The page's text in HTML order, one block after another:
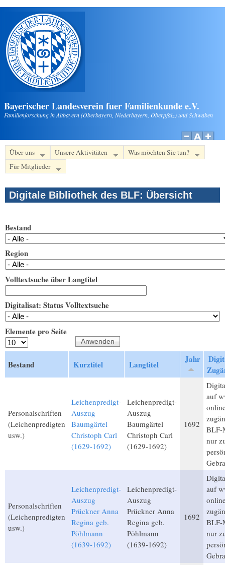
Direkt zum Inhalt
Bayerischer Landesverein fuer Familienkunde e.V.
Familienforschung in Altbayern (Oberbayern, Niederbayern, Oberpfalz) und Schwaben
Über uns Unsere Aktivitäten
Was möchten Sie tun?
Für Mitglieder
Digitale Bibliothek des BLF: Übersicht
Bestand
Region
Volltextsuche über Langtitel
Digitalisat: Status Volltextsuche
Elemente pro Seite
Bestand Kurztitel Langtitel Jahr
Personalschriften
(Leichenpredigten
usw.)
Leichenpredigt-
Auszug
Baumgärtel
Christoph Carl
(1629-1692)
Leichenpredigt-
Auszug
Baumgärtel
Christoph Carl
(1629-1692)
1692
auf
BLF-
nur
Personalschriften
(Leichenpredigten
usw.)
Leichenpredigt-
Auszug
Prückner Anna
Regina geb.
Pöhlmann
(1639-1692)
Leichenpredigt-
Auszug
Prückner Anna
Regina geb.
Pöhlmann
(1639-1692)
1692
auf
BLF-
nur